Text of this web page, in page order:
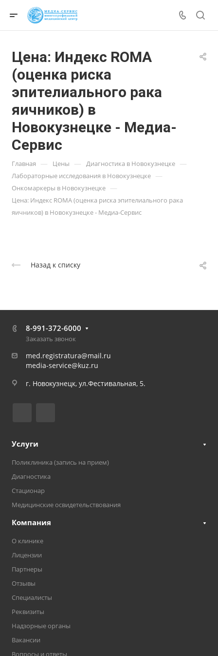
Цена: Индекс ROMA
(оценка риска
эпителиального рака
яичников) в
Новокузнецке - Медиа-
Сервис
Главная — Цены — Диагностика в Новокузнецке —
Лабораторные исследования в Новокузнецке —
Онкомаркеры в Новокузнецке —
Цена: Индекс ROMA (оценка риска эпителиального рака
яичников) в Новокузнецке - Медиа-Сервис
Назад к списку
8-991-372-6000
Заказать звонок
med.registratura@mail.ru
media-service@kuz.ru
г. Новокузнецк, ул.Фестивальная, 5.
Услуги
Поликлиника (запись на прием)
Диагностика
Стационар
Медицинские освидетельствования
Компания
О клинике
Лицензии
Партнеры
Отзывы
Специалисты
Реквизиты
Надзорные органы
Вакансии
Вопросы и ответы